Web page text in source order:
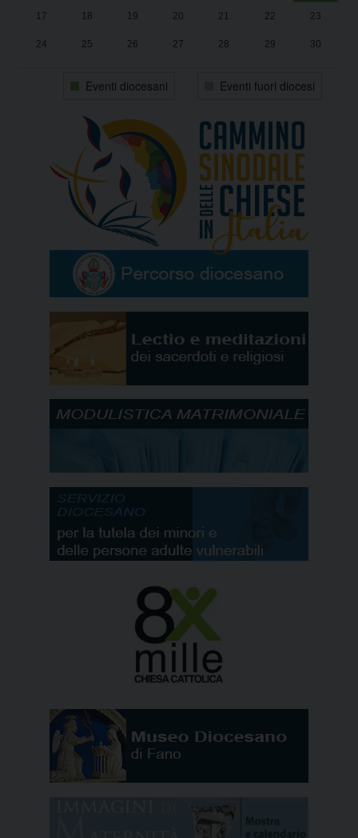
17 18 19 20 21 22 23
24 25 26 27 28 29 30
Eventi diocesani Eventi fuori diocesi